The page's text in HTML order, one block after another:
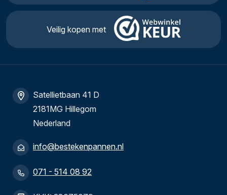
Veilig kopen met
Satellietbaan 41 D
2181MG Hillegom
Nederland
info@bestekenpannen.nl
071 - 514 08 92